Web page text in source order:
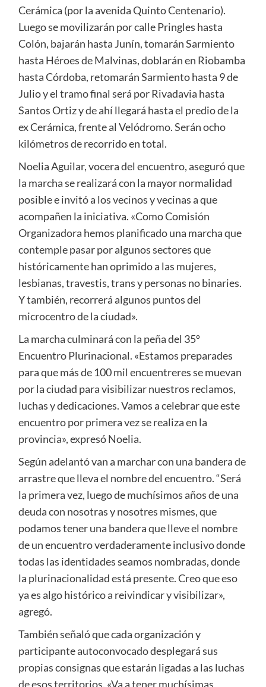
Cerámica (por la avenida Quinto Centenario).
Luego se movilizarán por calle Pringles hasta
Colón, bajarán hasta Junín, tomarán Sarmiento
hasta Héroes de Malvinas, doblarán en Riobamba
hasta Córdoba, retomarán Sarmiento hasta 9 de
Julio y el tramo final será por Rivadavia hasta
Santos Ortiz y de ahí llegará hasta el predio de la
ex Cerámica, frente al Velódromo. Serán ocho
kilómetros de recorrido en total.
Noelia Aguilar, vocera del encuentro, aseguró que
la marcha se realizará con la mayor normalidad
posible e invitó a los vecinos y vecinas a que
acompañen la iniciativa. «Como Comisión
Organizadora hemos planificado una marcha que
contemple pasar por algunos sectores que
históricamente han oprimido a las mujeres,
lesbianas, travestis, trans y personas no binaries.
Y también, recorrerá algunos puntos del
microcentro de la ciudad».
La marcha culminará con la peña del 35º
Encuentro Plurinacional. «Estamos preparades
para que más de 100 mil encuentreres se muevan
por la ciudad para visibilizar nuestros reclamos,
luchas y dedicaciones. Vamos a celebrar que este
encuentro por primera vez se realiza en la
provincia», expresó Noelia.
Según adelantó van a marchar con una bandera de
arrastre que lleva el nombre del encuentro. “Será
la primera vez, luego de muchísimos años de una
deuda con nosotras y nosotres mismes, que
podamos tener una bandera que lleve el nombre
de un encuentro verdaderamente inclusivo donde
todas las identidades seamos nombradas, donde
la plurinacionalidad está presente. Creo que eso
ya es algo histórico a reivindicar y visibilizar»,
agregó.
También señaló que cada organización y
participante autoconvocado desplegará sus
propias consignas que estarán ligadas a las luchas
de esos territorios. «Va a tener muchísimas